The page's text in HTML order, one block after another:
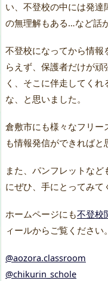
い、不登校の中には発達
の無理解もある…など話
不登校になってから情報
らえず、保護者だけが
く、そこに伴走してく
な、と思いました。
倉敷市にも様々なフリ
も情報発信ができればと
また、パンフレットな
にぜひ、手にとってみて
ホームページにも不登校
ィールからご覧ください。
@aozora.classroom
@chikurin_schole